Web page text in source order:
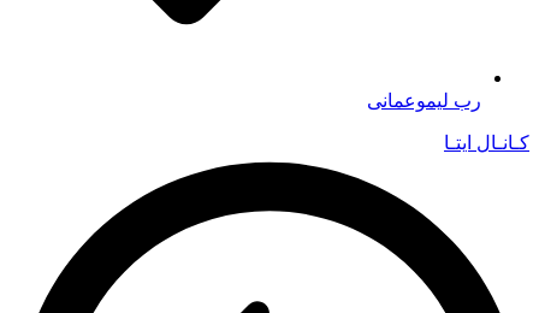
رب لیموعمانی
کـانـال ایتـا